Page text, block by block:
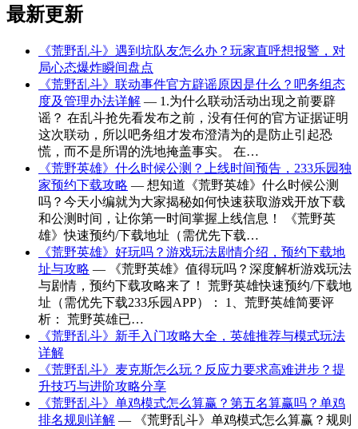
最新更新
《荒野乱斗》遇到坑队友怎么办？玩家直呼想报警，对
局心态爆炸瞬间盘点
《荒野乱斗》联动事件官方辟谣原因是什么？吧务组态
度及管理办法详解 — 1.为什么联动活动出现之前要辟
谣？ 在乱斗抢先看发布之前，没有任何的官方证据证明
这次联动，所以吧务组才发布澄清为的是防止引起恐
慌，而不是所谓的洗地掩盖事实。 在…
《荒野英雄》什么时候公测？上线时间预告，233乐园独
家预约下载攻略 — 想知道《荒野英雄》什么时候公测
吗？今天小编就为大家揭秘如何快速获取游戏开放下载
和公测时间，让你第一时间掌握上线信息！ 《荒野英
雄》快速预约/下载地址（需优先下载…
《荒野英雄》好玩吗？游戏玩法剧情介绍，预约下载地
址与攻略 — 《荒野英雄》值得玩吗？深度解析游戏玩法
与剧情，预约下载攻略来了！ 荒野英雄快速预约/下载地
址（需优先下载233乐园APP）： 1、荒野英雄简要评
析： 荒野英雄已…
《荒野乱斗》新手入门攻略大全，英雄推荐与模式玩法
详解
《荒野乱斗》麦克斯怎么玩？反应力要求高难进步？提
升技巧与进阶攻略分享
《荒野乱斗》单鸡模式怎么算赢？第五名算赢吗？单鸡
排名规则详解 — 《荒野乱斗》单鸡模式怎么算赢？规则